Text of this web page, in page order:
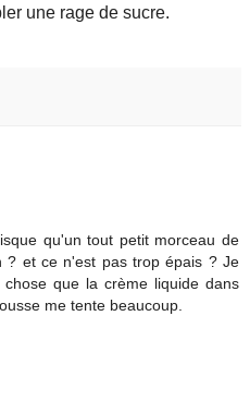
une rage de sucre.
qu'un tout petit morceau de
? et ce n'est pas trop épais ? Je
que la crème liquide dans
me tente beaucoup.